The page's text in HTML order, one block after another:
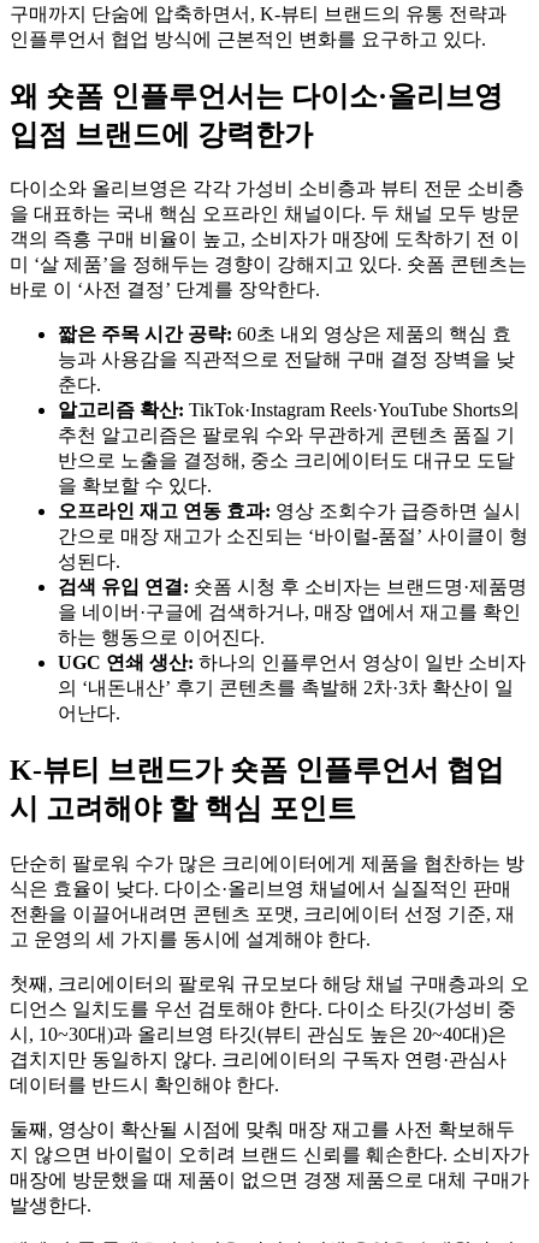
구매까지 단숨에 압축하면서, K-뷰티 브랜드의 유통 전략과
인플루언서 협업 방식에 근본적인 변화를 요구하고 있다.
왜 숏폼 인플루언서는 다이소·올리브영
입점 브랜드에 강력한가
다이소와 올리브영은 각각 가성비 소비층과 뷰티 전문 소비층
을 대표하는 국내 핵심 오프라인 채널이다. 두 채널 모두 방문
객의 즉흥 구매 비율이 높고, 소비자가 매장에 도착하기 전 이
미 ‘살 제품’을 정해두는 경향이 강해지고 있다. 숏폼 콘텐츠는
바로 이 ‘사전 결정’ 단계를 장악한다.
짧은 주목 시간 공략: 60초 내외 영상은 제품의 핵심 효
능과 사용감을 직관적으로 전달해 구매 결정 장벽을 낮
춘다.
알고리즘 확산: TikTok·Instagram Reels·YouTube Shorts의
추천 알고리즘은 팔로워 수와 무관하게 콘텐츠 품질 기
반으로 노출을 결정해, 중소 크리에이터도 대규모 도달
을 확보할 수 있다.
오프라인 재고 연동 효과: 영상 조회수가 급증하면 실시
간으로 매장 재고가 소진되는 ‘바이럴-품절’ 사이클이 형
성된다.
검색 유입 연결: 숏폼 시청 후 소비자는 브랜드명·제품명
을 네이버·구글에 검색하거나, 매장 앱에서 재고를 확인
하는 행동으로 이어진다.
UGC 연쇄 생산: 하나의 인플루언서 영상이 일반 소비자
의 ‘내돈내산’ 후기 콘텐츠를 촉발해 2차·3차 확산이 일
어난다.
K-뷰티 브랜드가 숏폼 인플루언서 협업
시 고려해야 할 핵심 포인트
단순히 팔로워 수가 많은 크리에이터에게 제품을 협찬하는 방
식은 효율이 낮다. 다이소·올리브영 채널에서 실질적인 판매
전환을 이끌어내려면 콘텐츠 포맷, 크리에이터 선정 기준, 재
고 운영의 세 가지를 동시에 설계해야 한다.
첫째, 크리에이터의 팔로워 규모보다 해당 채널 구매층과의 오
디언스 일치도를 우선 검토해야 한다. 다이소 타깃(가성비 중
시, 10~30대)과 올리브영 타깃(뷰티 관심도 높은 20~40대)은
겹치지만 동일하지 않다. 크리에이터의 구독자 연령·관심사
데이터를 반드시 확인해야 한다.
둘째, 영상이 확산될 시점에 맞춰 매장 재고를 사전 확보해두
지 않으면 바이럴이 오히려 브랜드 신뢰를 훼손한다. 소비자가
매장에 방문했을 때 제품이 없으면 경쟁 제품으로 대체 구매가
발생한다.